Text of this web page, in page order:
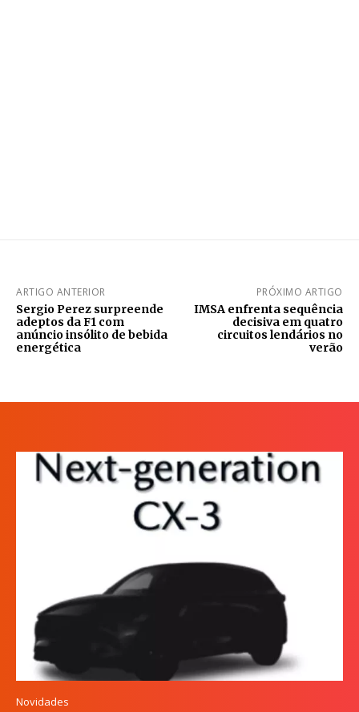
ARTIGO ANTERIOR
Sergio Perez surpreende
adeptos da F1 com
anúncio insólito de bebida
energética
PRÓXIMO ARTIGO
IMSA enfrenta sequência
decisiva em quatro
circuitos lendários no
verão
Novidades